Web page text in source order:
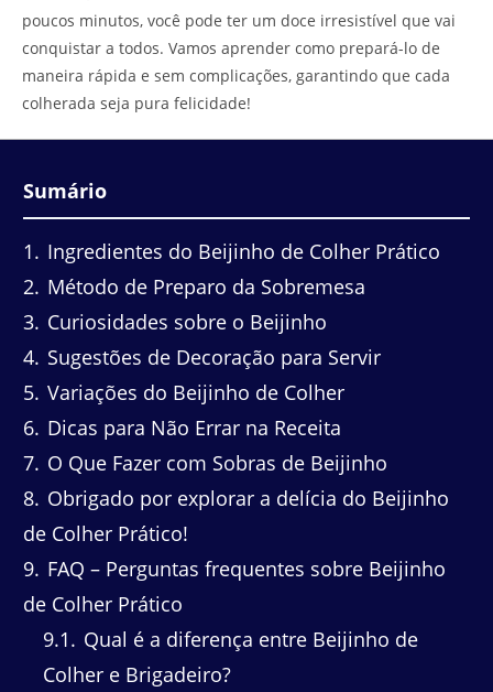
poucos minutos, você pode ter um doce irresistível que vai
conquistar a todos. Vamos aprender como prepará-lo de
maneira rápida e sem complicações, garantindo que cada
colherada seja pura felicidade!
Sumário
1
Ingredientes do Beijinho de Colher Prático
2 Método de Preparo da Sobremesa
3 Curiosidades sobre o Beijinho
4 Sugestões de Decoração para Servir
5 Variações do Beijinho de Colher
6 Dicas para Não Errar na Receita
7 O Que Fazer com Sobras de Beijinho
8 Obrigado por explorar a delícia do Beijinho
de Colher Prático!
9 FAQ – Perguntas frequentes sobre Beijinho
de Colher Prático
9.1
Qual é a diferença entre Beijinho de
Colher e Brigadeiro?